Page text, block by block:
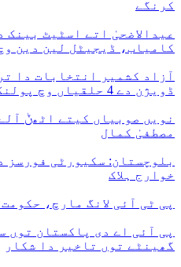
کرنگے
عیدالاضحیٰ اتے اسٹیٹ بینک
کامیاب، ڈیجیٹل لین دین
آزاد کشمیر انتخابات دا
ڈویژن دے 4 حلقیاں وچ پولنگ تھیسی
نویں صوبیاں کیتے اٹھݨ
مصطفیٰ کمال
خوارج ہلاک
پی ٹی آئی لانگ مارچ،
گھینٹے توں تاخیر دا شکار